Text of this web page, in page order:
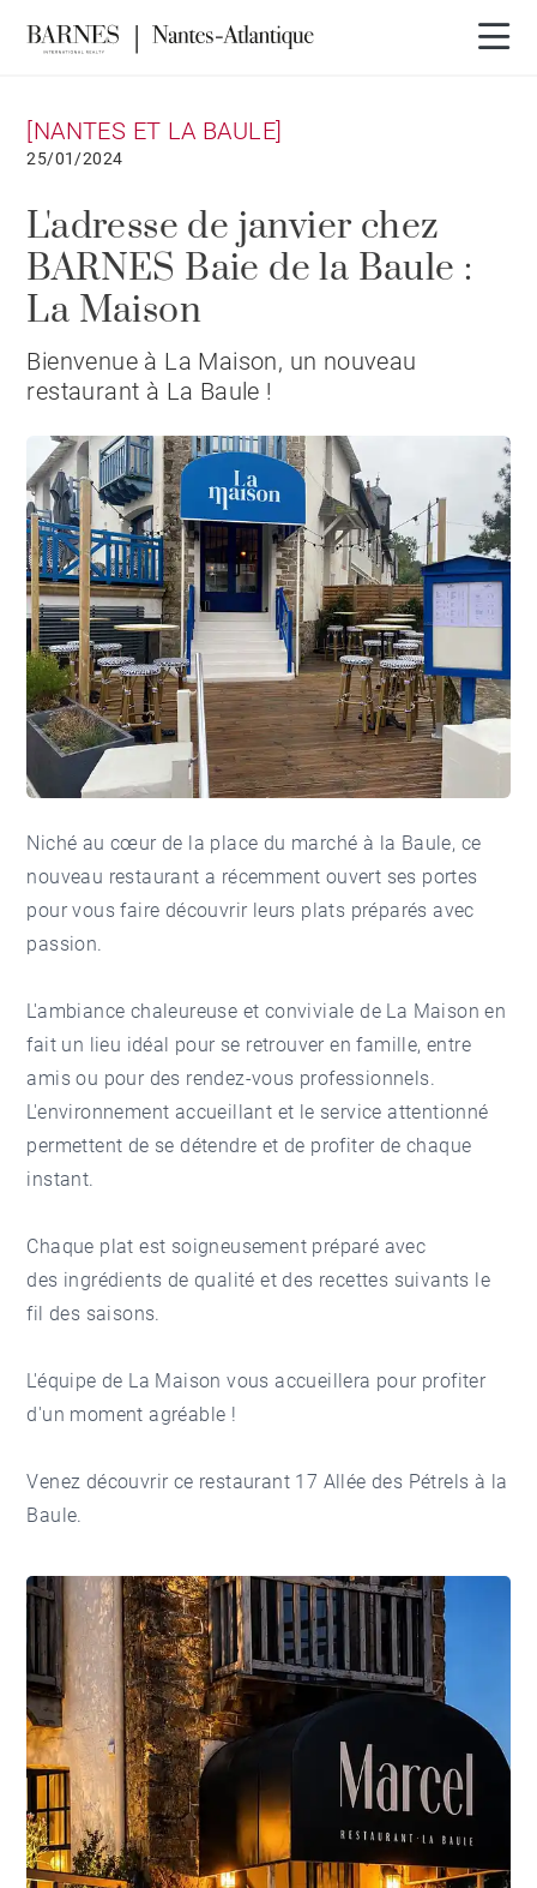
[NANTES ET LA BAULE]
25/01/2024
L'adresse de janvier chez
BARNES Baie de la Baule :
La Maison
Bienvenue à La Maison, un nouveau
restaurant à La Baule !
Niché au cœur de la place du marché à la Baule, ce
nouveau restaurant a récemment ouvert ses portes
pour vous faire découvrir leurs plats préparés avec
passion.
L'ambiance chaleureuse et conviviale de La Maison en
fait un lieu idéal pour se retrouver en famille, entre
amis ou pour des rendez-vous professionnels.
L'environnement accueillant et le service attentionné
permettent de se détendre et de profiter de chaque
instant.
Chaque plat est soigneusement préparé avec
des ingrédients de qualité et des recettes suivants le
fil des saisons.
L'équipe de La Maison vous accueillera pour profiter
d'un moment agréable !
Venez découvrir ce restaurant 17 Allée des Pétrels à la
Baule.